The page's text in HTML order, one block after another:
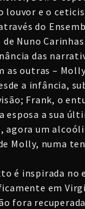
louvor e o
do
Nuno Carinhas.
das
as outras –
a infância,
Frank, o
a sua
agora um
Molly, numa
é inspirada no
em
fora